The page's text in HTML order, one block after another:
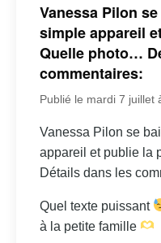
Vanessa Pilon
simple appareil
Quelle photo…
commentaires:
Publié le mardi 7 juillet
Vanessa Pilon se
appareil et publie
Détails dans les
Quel texte puissant
à la petite famille